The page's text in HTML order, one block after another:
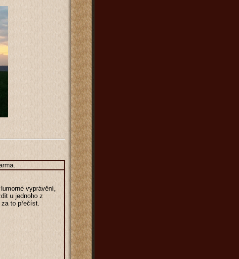
vyprávění,
u jednoho z
to přečíst.